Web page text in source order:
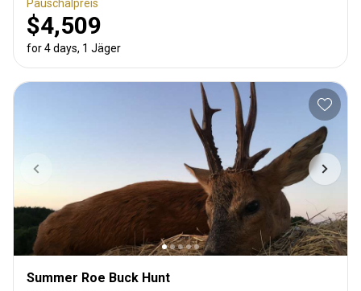
Pauschalpreis
$4,509
for 4 days, 1 Jäger
Summer Roe Buck Hunt